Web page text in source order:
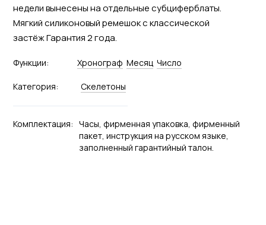
недели вынесены на отдельные субциферблаты.
Мягкий силиконовый ремешок с классической
застёж Гарантия 2 года.
Функции: Хронограф Месяц Число
Категория: Скелетоны
Комплектация: Часы, фирменная упаковка, фирменный
пакет, инструкция на русском языке,
заполненный гарантийный талон.